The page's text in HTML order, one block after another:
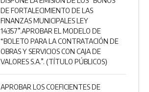
DE FORTALECIMIENTO DE LAS
FINANZAS MUNICIPALES LEY
14357”.APROBAR EL MODELO DE
“BOLETO PARA LA CONTRATACIÓN DE
OBRAS Y SERVICIOS CON CAJA DE
VALORES S.A.”. (TÍTULO PÚBLICOS)
APROBAR LOS COEFICIENTES DE